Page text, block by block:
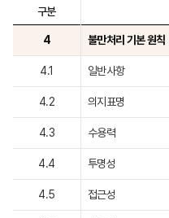
구분
4 불만처리 기본 원칙
4.1 일반사항
4.2 의지표명
4.3 수용력
4.4 투명성
4.5 접근성